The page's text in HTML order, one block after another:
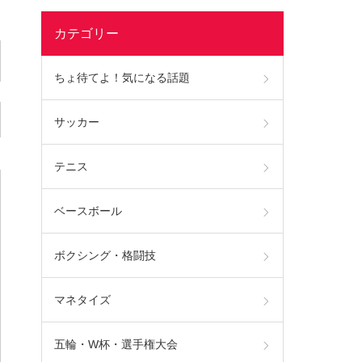
カテゴリー
ちょ待てよ！気になる話題
サッカー
テニス
ベースボール
ボクシング・格闘技
マネタイズ
五輪・W杯・選手権大会